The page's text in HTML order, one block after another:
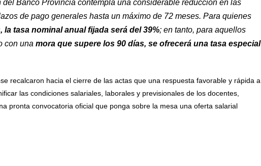
Banco Provincia contempla una considerable reducción en las
de pago generales hasta un máximo de 72 meses. Para quienes
la tasa nominal anual fijada será del 39%; en tanto, para aquellos
con una mora que supere los 90 días, se ofrecerá una tasa especial
recalcaron hacia el cierre de las actas que una respuesta favorable y rápida a
las condiciones salariales, laborales y previsionales de los docentes,
pronta convocatoria oficial que ponga sobre la mesa una oferta salarial